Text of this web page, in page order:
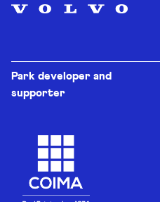
Park developer and
supporter